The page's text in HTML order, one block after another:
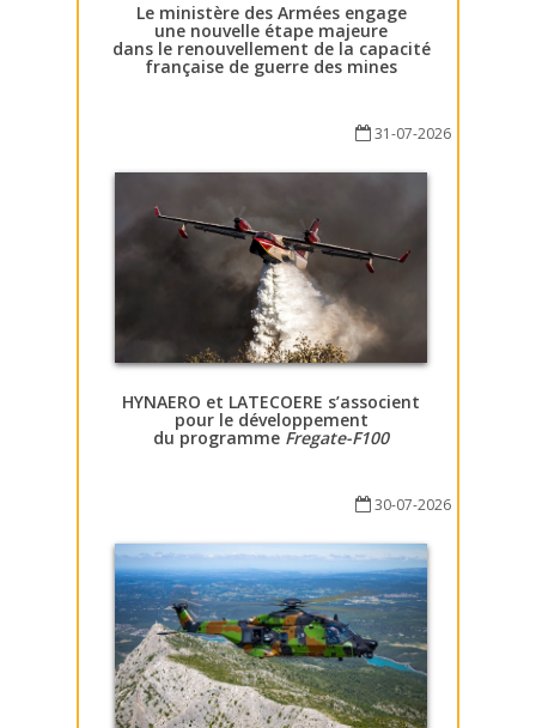
Le ministère des Armées engage
une nouvelle étape majeure
dans le renouvellement de la capacité
française de guerre des mines
31-07-2026
HYNAERO et LATECOERE s’associent
pour le développement
du programme Fregate-F100
30-07-2026